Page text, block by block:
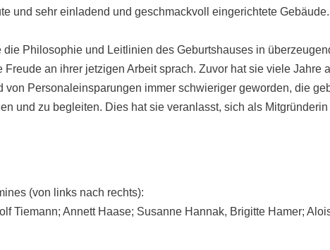
und sehr einladend und geschmackvoll eingerichtete Gebäude.
die Philosophie und Leitlinien des Geburtshauses in
Freude an ihrer jetzigen Arbeit sprach. Zuvor hat sie viele Jahre
von Personaleinsparungen immer schwieriger geworden, die
und zu begleiten. Dies hat sie veranlasst, sich als
(von links nach rechts):
Tiemann; Annett Haase; Susanne Hannak, Brigitte Hamer;